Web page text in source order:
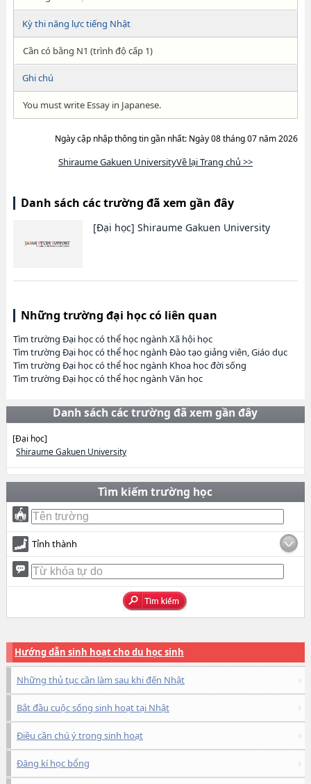
Kỳ thi năng lực tiếng Nhật
Cần có bằng N1 (trình độ cấp 1)
Ghi chú
You must write Essay in Japanese.
Ngày cập nhập thông tin gần nhất: Ngày 08 tháng 07 năm 2026
Shiraume Gakuen UniversityVề lại Trang chủ >>
Danh sách các trường đã xem gần đây
[Đại học] Shiraume Gakuen University
Những trường đại học có liên quan
Tìm trường Đại học có thể học ngành Xã hội học
Tìm trường Đại học có thể học ngành Đào tạo giảng viên, Giáo dục
Tìm trường Đại học có thể học ngành Khoa học đời sống
Tìm trường Đại học có thể học ngành Văn học
Danh sách các trường đã xem gần đây
[Đại học]
Shiraume Gakuen University
Tìm kiếm trường học
Tỉnh thành
Hướng dẫn sinh hoạt cho du học sinh
Những thủ tục cần làm sau khi đến Nhật
Bắt đầu cuộc sống sinh hoạt tại Nhật
Điều cần chú ý trong sinh hoạt
Đăng kí học bổng